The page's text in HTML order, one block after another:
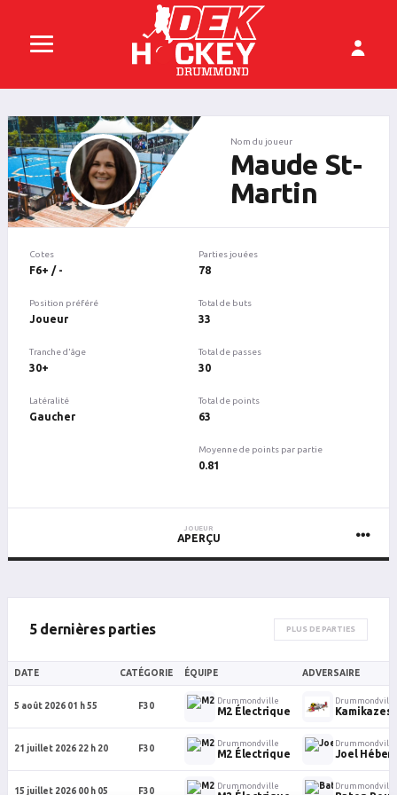
Nom du joueur
Maude St-
Martin
Cotes
F6+ / -
Position préféré
Joueur
Tranche d'âge
30+
Latéralité
Gaucher
Parties jouées
78
Total de buts
33
Total de passes
30
Total de points
63
Moyenne de points par partie
0.81
JOUEUR
APERÇU
5 dernières parties PLUS DE PARTIES
DATE CATÉGORIE ÉQUIPE ADVERSAIRE
5 août 2026 01 h 55 F30
Drummondville
M2 Électrique
Drummondville
Kamikazes
21 juillet 2026 22 h 20 F30
Drummondville
M2 Électrique
Drummondville
Joel Hébert
15 juillet 2026 00 h 05 F30
Drummondville Drummondville